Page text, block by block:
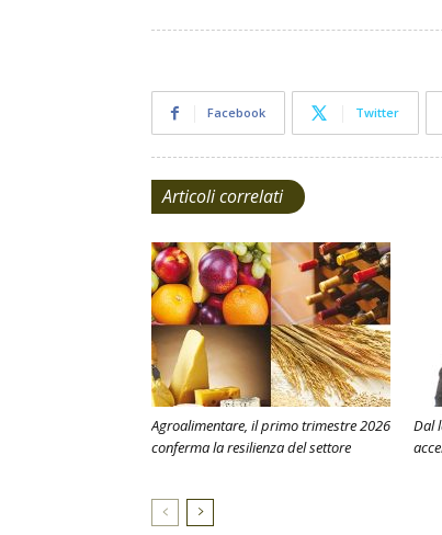
Facebook Twitter
Articoli correlati
Agroalimentare, il primo trimestre 2026
conferma la resilienza del settore
Dal